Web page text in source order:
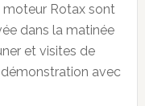
moteur Rotax sont
dans la matinée
et visites de
avec